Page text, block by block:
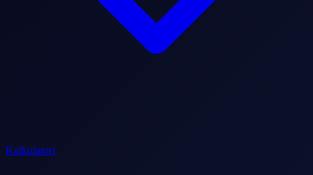
Kalkulatori